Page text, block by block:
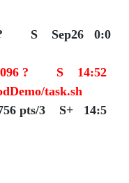
S Sep26 0:0
1096 ? S 14:52
task.sh
pts/3 S+ 14:5